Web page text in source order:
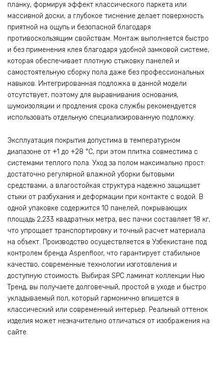
планку, формируя эффект классического паркета или
массивной доски, а глубокое тиснение делает поверхность
приятной на ощупь и безопасной благодаря
противоскользящим свойствам. Монтаж выполняется быстро
и без применения клея благодаря удобной замковой системе,
которая обеспечивает плотную стыковку панелей и
самостоятельную сборку пола даже без профессиональных
навыков. Интегрированная подложка в данной модели
отсутствует, поэтому для выравнивания основания,
шумоизоляции и продления срока службы рекомендуется
использовать отдельную специализированную подложку.
Эксплуатация покрытия допустима в температурном
диапазоне от +1 до +28 °C, при этом плитка совместима с
системами теплого пола. Уход за полом максимально прост:
достаточно регулярной влажной уборки бытовыми
средствами, а влагостойкая структура надежно защищает
стыки от разбухания и деформации при контакте с водой. В
одной упаковке содержится 10 панелей, покрывающих
площадь 2,233 квадратных метра, вес пачки составляет 18 кг,
что упрощает транспортировку и точный расчет материала
на объект. Производство осуществляется в Узбекистане под
контролем бренда Aspenfloor, что гарантирует стабильное
качество, современные технологии изготовления и
доступную стоимость. Выбирая SPC ламинат коллекции Нью
Тренд, вы получаете долговечный, простой в уходе и быстро
укладываемый пол, который гармонично впишется в
классический или современный интерьер. Реальный оттенок
изделия может незначительно отличаться от изображения на
сайте.